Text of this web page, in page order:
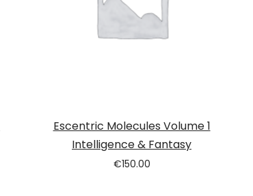
Escentric Molecules Volume 1
Intelligence & Fantasy
€150.00